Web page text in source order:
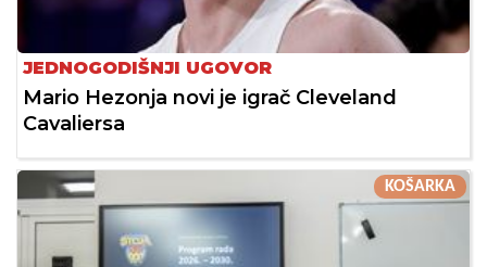
JEDNOGODIŠNJI UGOVOR
Mario Hezonja novi je igrač Cleveland
Cavaliersa
KOŠARKA